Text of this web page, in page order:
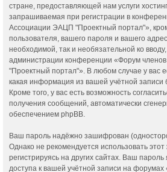
стране, предоставляющей нам услуги
запрашиваемая при регистрации в
Ассоциации ЭАЦП "Проектный портал"»,
пользователя, вашего пароля и вашего
необходимой, так и необязательной ко
администрации конференции «Форум
"Проектный портал"». В любом случае у вас
какая информация из вашей учётной записи
Кроме того, у вас есть возможность
получения сообщений, автоматически
обеспечением phpBB.
Ваш пароль надёжно зашифрован
Однако не рекомендуется использовать
регистрируясь на других сайтах. Ваш
доступа к вашей учётной записи на